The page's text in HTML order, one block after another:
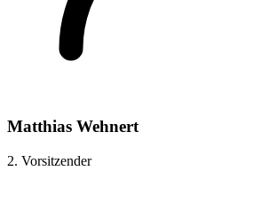
Matthias Wehnert
2. Vorsitzender